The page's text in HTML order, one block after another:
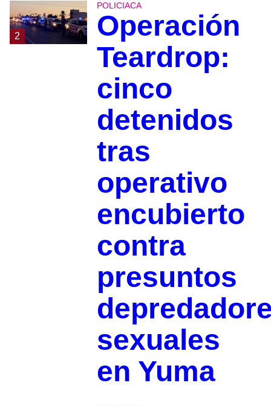
2
POLICIACA
Operación
Teardrop:
cinco
detenidos
tras
operativo
encubierto
contra
presuntos
sexuales
en Yuma